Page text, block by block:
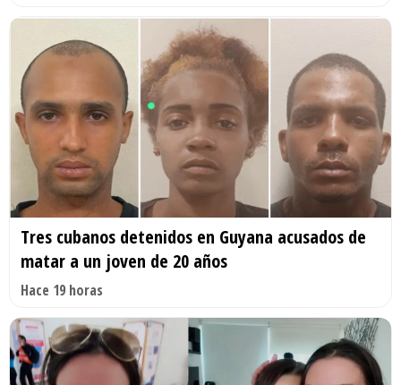
Tres cubanos detenidos en Guyana acusados de
matar a un joven de 20 años
Hace 19 horas